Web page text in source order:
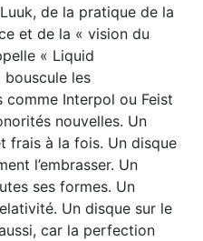
de la pratique de la
et de la « vision du
« Liquid
bouscule les
Interpol ou Feist
nouvelles. Un
frais à la fois. Un disque
l’embrasser. Un
ses formes. Un
Un disque sur le
car la perfection